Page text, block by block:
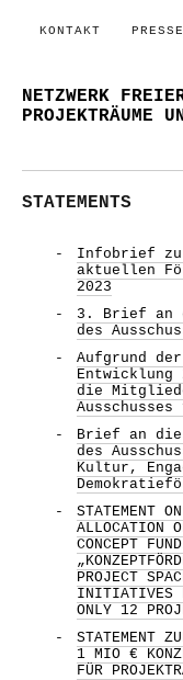
KONTAKT PRESSE
NETZWERK
PROJEKTRÄUME
STATEMENTS
Infobrief zu
aktuellen
2023
3. Brief an
des
Aufgrund
die
Brief an
des
Kultur,
STATEMENT
ALLOCATION
CONCEPT
PROJECT
INITIATIVES
ONLY 12
STATEMENT
1 MIO €
FÜR